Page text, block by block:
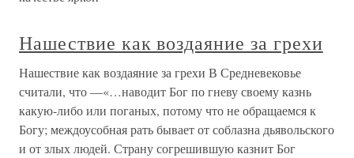
Нашествие как воздаяние за грехи
Нашествие как воздаяние за грехи В Средневековье
считали, что —«…наводит Бог по гневу своему казнь
какую-либо или поганых, потому что не обращаемся к
Богу; междоусобная рать бывает от соблазна дьявольского
и от злых людей. Страну согрешившую казнит Бог